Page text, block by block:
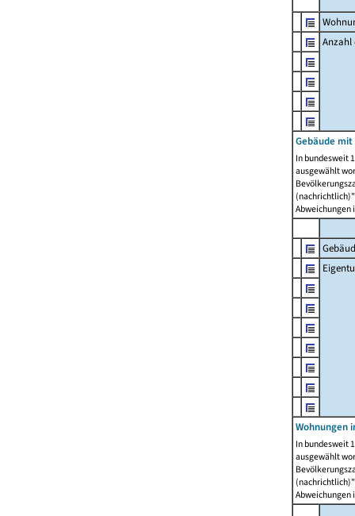
Anzahl
Gebäude
In bundesweit
ausgewählt
Abweichungen
Wohnungen
In bundesweit
ausgewählt
Abweichungen